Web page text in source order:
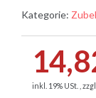
Kategorie:
inkl. 19% USt. , zzgl.